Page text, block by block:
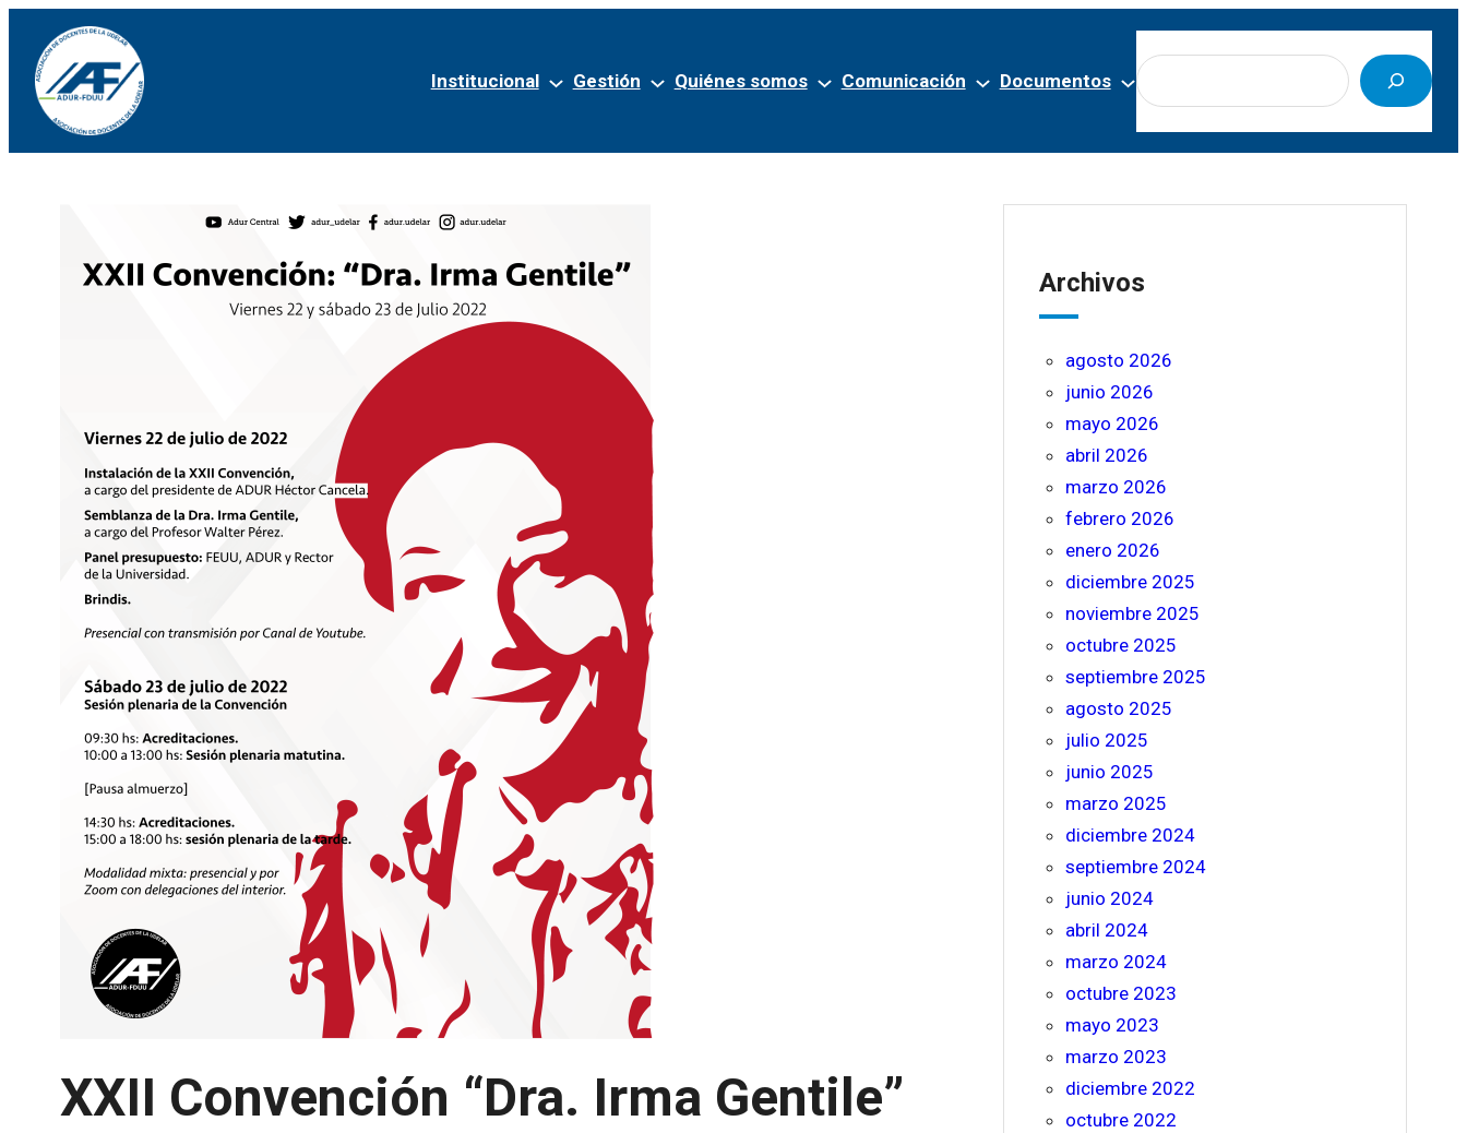
Institucional Gestión Quiénes somos Comunicación Documentos
Buscar
XXII Convención “Dra. Irma Gentile”
Archivos
agosto 2026
junio 2026
mayo 2026
abril 2026
marzo 2026
febrero 2026
enero 2026
diciembre 2025
noviembre 2025
octubre 2025
septiembre 2025
agosto 2025
julio 2025
junio 2025
marzo 2025
diciembre 2024
septiembre 2024
junio 2024
abril 2024
marzo 2024
octubre 2023
mayo 2023
marzo 2023
diciembre 2022
octubre 2022